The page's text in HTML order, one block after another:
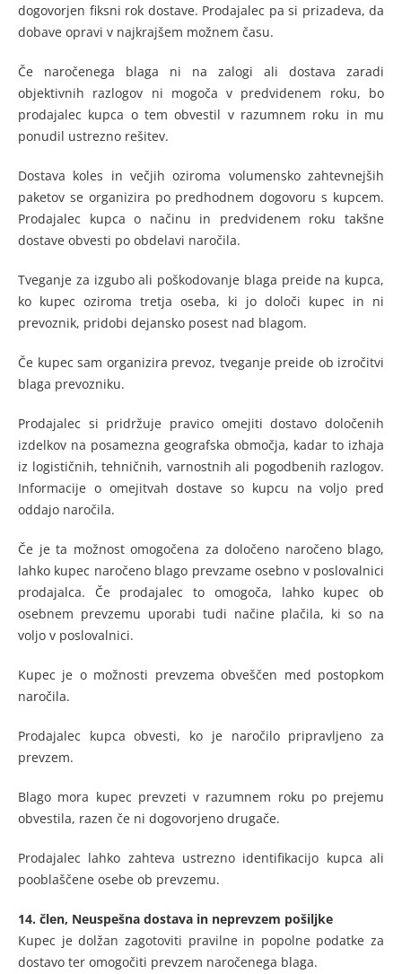
dogovorjen fiksni rok dostave. Prodajalec pa si prizadeva, da
dobave opravi v najkrajšem možnem času.
Če naročenega blaga ni na zalogi ali dostava zaradi
objektivnih razlogov ni mogoča v predvidenem roku, bo
prodajalec kupca o tem obvestil v razumnem roku in mu
ponudil ustrezno rešitev.
Dostava koles in večjih oziroma volumensko zahtevnejših
paketov se organizira po predhodnem dogovoru s kupcem.
Prodajalec kupca o načinu in predvidenem roku takšne
dostave obvesti po obdelavi naročila.
Tveganje za izgubo ali poškodovanje blaga preide na kupca,
ko kupec oziroma tretja oseba, ki jo določi kupec in ni
prevoznik, pridobi dejansko posest nad blagom.
Če kupec sam organizira prevoz, tveganje preide ob izročitvi
blaga prevozniku.
Prodajalec si pridržuje pravico omejiti dostavo določenih
izdelkov na posamezna geografska območja, kadar to izhaja
iz logističnih, tehničnih, varnostnih ali pogodbenih razlogov.
Informacije o omejitvah dostave so kupcu na voljo pred
oddajo naročila.
Če je ta možnost omogočena za določeno naročeno blago,
lahko kupec naročeno blago prevzame osebno v poslovalnici
prodajalca. Če prodajalec to omogoča, lahko kupec ob
osebnem prevzemu uporabi tudi načine plačila, ki so na
voljo v poslovalnici.
Kupec je o možnosti prevzema obveščen med postopkom
naročila.
Prodajalec kupca obvesti, ko je naročilo pripravljeno za
prevzem.
Blago mora kupec prevzeti v razumnem roku po prejemu
obvestila, razen če ni dogovorjeno drugače.
Prodajalec lahko zahteva ustrezno identifikacijo kupca ali
pooblaščene osebe ob prevzemu.
14. člen, Neuspešna dostava in neprevzem pošiljke
Kupec je dolžan zagotoviti pravilne in popolne podatke za
dostavo ter omogočiti prevzem naročenega blaga.